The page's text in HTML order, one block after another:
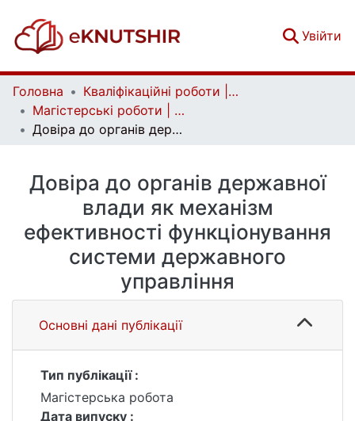
Увійти
Головна
Кваліфікаційні роботи | Qualifying works
Магістерські роботи | Master's theses
Довіра до органів державної влади як механізм ефективності функціонування системи державного управління
Довіра до органів державної
влади як механізм
ефективності функціонування
системи державного
управління
Основні дані публікації
Тип публікації :
Магістерська робота
Дата випуску :